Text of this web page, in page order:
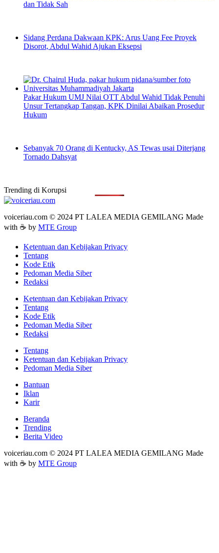
dan Tidak Sah
Sidang Perdana Dakwaan KPK: Arus Uang Fee Proyek
Disorot, Abdul Wahid Ajukan Eksepsi
Pakar Hukum UMJ Nilai OTT Abdul Wahid Tidak Penuhi
Unsur Tertangkap Tangan, KPK Dinilai Abaikan Prosedur
Hukum
Sebanyak 70 Orang di Kentucky, AS Tewas usai Diterjang
Tornado Dahsyat
Trending di Korupsi
voiceriau.com © 2024 PT LALEA MEDIA GEMILANG Made
with ☕ by MTE Group
Ketentuan dan Kebijakan Privacy
Tentang
Kode Etik
Pedoman Media Siber
Redaksi
Ketentuan dan Kebijakan Privacy
Tentang
Kode Etik
Pedoman Media Siber
Redaksi
Tentang
Ketentuan dan Kebijakan Privacy
Pedoman Media Siber
Bantuan
Iklan
Karir
Beranda
Trending
Berita Video
voiceriau.com © 2024 PT LALEA MEDIA GEMILANG Made
with ☕ by MTE Group